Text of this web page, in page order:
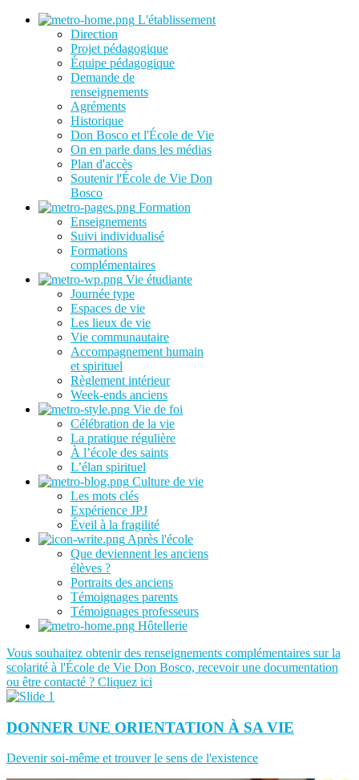
L'établissement
Direction
Projet pédagogique
Équipe pédagogique
Demande de
renseignements
Agréments
Historique
Don Bosco et l'École de Vie
On en parle dans les médias
Plan d'accès
Soutenir l'École de Vie Don
Bosco
Formation
Enseignements
Suivi individualisé
Formations
complémentaires
Vie étudiante
Journée type
Espaces de vie
Les lieux de vie
Vie communautaire
Accompagnement humain
et spirituel
Règlement intérieur
Week-ends anciens
Vie de foi
Célébration de la vie
La pratique régulière
À l’école des saints
L’élan spirituel
Culture de vie
Les mots clés
Expérience JPJ
Éveil à la fragilité
Après l'école
Que deviennent les anciens
élèves ?
Portraits des anciens
Témoignages parents
Témoignages professeurs
Hôtellerie
Vous souhaitez obtenir des renseignements complémentaires sur la
scolarité à l'École de Vie Don Bosco, recevoir une documentation
ou être contacté ? Cliquez ici
DONNER UNE ORIENTATION À SA VIE
Devenir soi-même et trouver le sens de l'existence